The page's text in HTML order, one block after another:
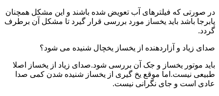
در صورتی که فیلترهای آب تعویض شده باشند و این مشکل همچنان
پابرجا باشد باید یخساز مورد بررسی قرار گیرد تا مشکل آن برطرف
گردد.
صدای زیاد و آزاردهنده از یخساز یخچال شنیده می شود؟
باید موتور یخساز و جک آن بررسی شود.صدای زیاد از یخساز اصلا
طبیعی نیست.اما موقع یخ گیری از یخساز شنیده شدن کمی صدا
عادی است و جای نگرانی نیست.